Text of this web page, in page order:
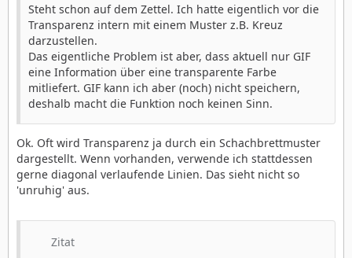
Steht schon auf dem Zettel. Ich hatte eigentlich vor die
Transparenz intern mit einem Muster z.B. Kreuz
darzustellen.
Das eigentliche Problem ist aber, dass aktuell nur GIF
eine Information über eine transparente Farbe
mitliefert. GIF kann ich aber (noch) nicht speichern,
deshalb macht die Funktion noch keinen Sinn.
Ok. Oft wird Transparenz ja durch ein Schachbrettmuster
dargestellt. Wenn vorhanden, verwende ich stattdessen
gerne diagonal verlaufende Linien. Das sieht nicht so
'unruhig' aus.
Zitat